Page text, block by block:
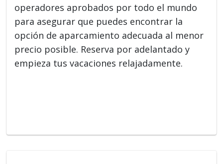
operadores aprobados por todo el mundo
para asegurar que puedes encontrar la
opción de aparcamiento adecuada al menor
precio posible. Reserva por adelantado y
empieza tus vacaciones relajadamente.